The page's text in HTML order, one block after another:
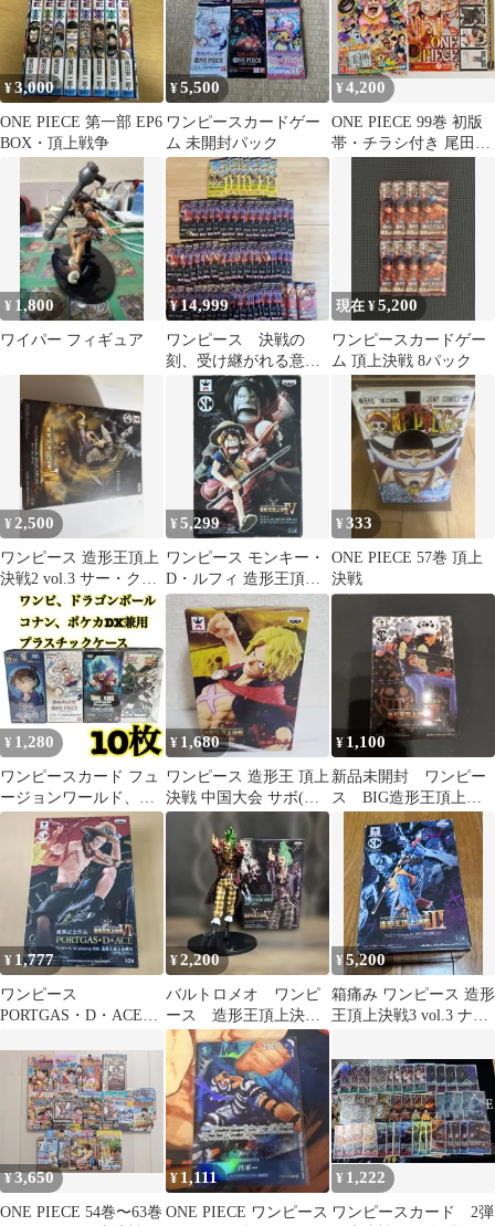
¥3,000
ONE PIECE 第一部 EP6
BOX・頂上戦争
¥5,500
ワンピースカードゲー
ム 未開封パック
¥4,200
ONE PIECE 99巻 初版
帯・チラシ付き 尾田栄
¥ 1,800
ワイパー フィギュア
¥14,999
ワンピース 決戦の
刻、受け継がれる意
思、神の島の冒険計60p
未開封未サーチ品
現在 ¥5,200
ワンピースカードゲー
ム 頂上決戦 8パック
¥2,500
ワンピース 造形王頂上
決戦2 vol.3 サー・クロ
コダイル
¥5,299
ワンピース モンキー・
D・ルフィ 造形王頂上
決戦4 vol.1 フィギュア
¥333
ONE PIECE 57巻 頂上
決戦
¥ 1,280
ワンピースカード フュ
ージョンワールド、名
探偵コナンプラスチッ
クケース22
¥ 1,680
ワンピース 造形王 頂上
決戦 中国大会 サボ(通
常カラー)
¥ 1,100
新品未開封 ワンピー
ス BIG造形王頂上決
戦3 vol.6 トラファルガ
ー・ロー
¥ 1,777
ワンピース
PORTGAS・D・ACE造
SPECIAL 新品未開封
¥2,200
バルトロメオ ワンピ
ース 造形王頂上決戦
4 Vol.4 フィギュア
¥5,200
箱痛み ワンピース 造形
王頂上決戦3 vol.3 ナイ
ア
¥3,650
ONE PIECE 54巻〜63巻
¥ 1,111
ONE PIECE ワンピース
¥ 1,222
ワンピースカード 2弾